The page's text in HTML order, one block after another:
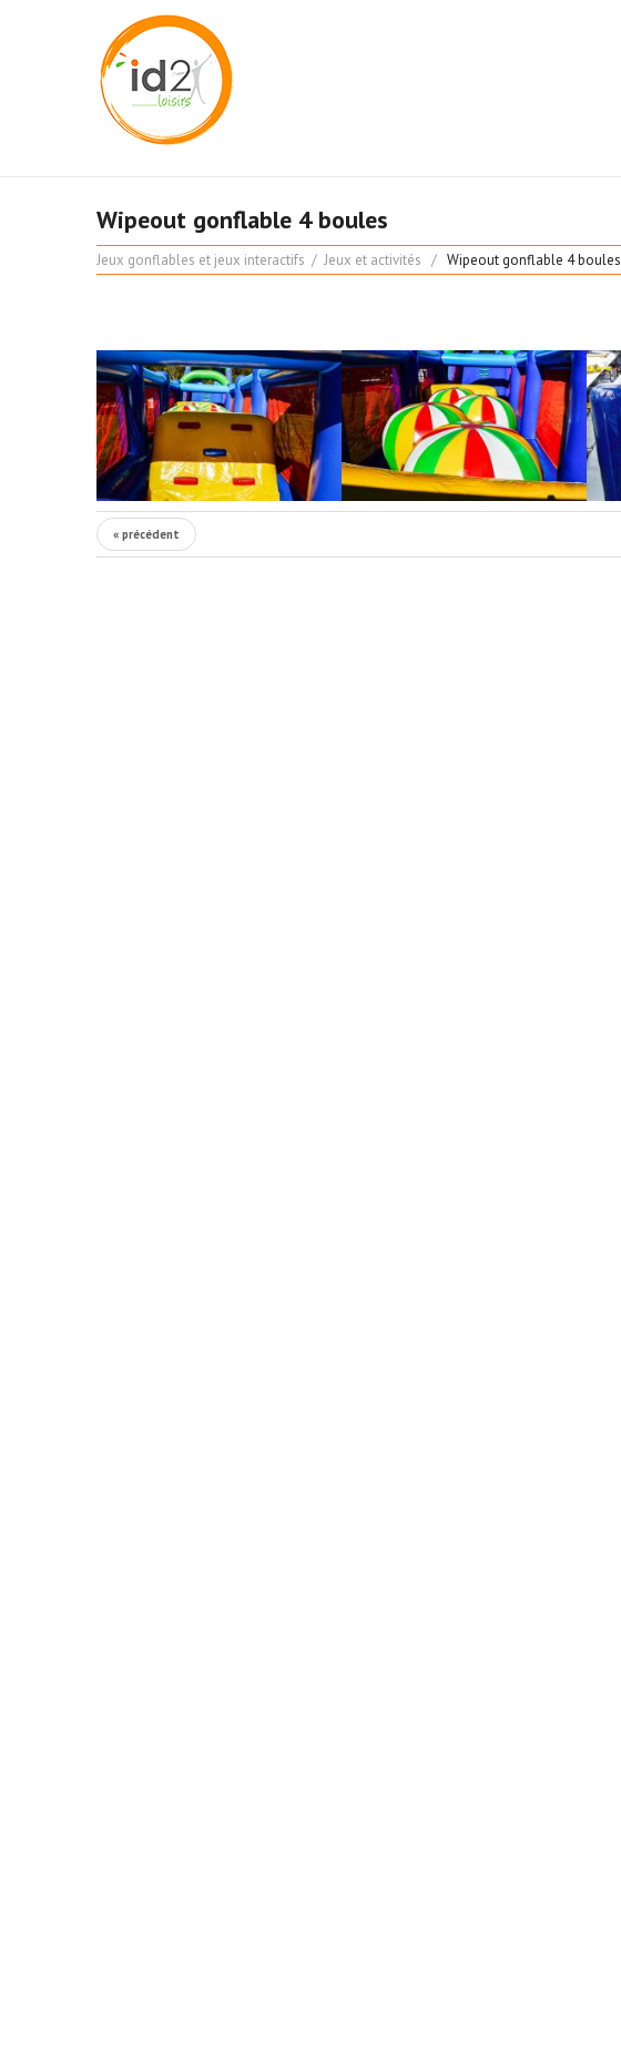
Wipeout gonflable 4 boules
Jeux gonflables et jeux interactifs Jeux et activités Wipeout gonflable 4 boules
« précédent